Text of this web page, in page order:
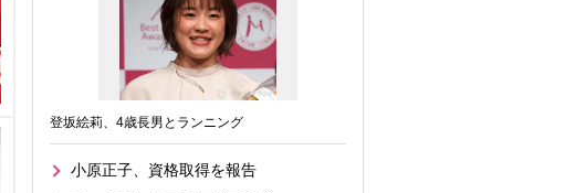
登坂絵莉、4歳長男とランニング
小原正子、資格取得を報告